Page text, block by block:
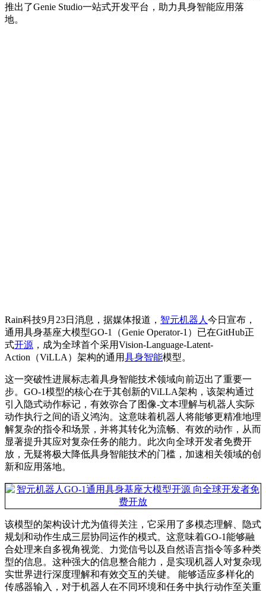
推出了Genie Studio一站式开发平台，助力具身智能应用落
地。
Rain科技9月23日消息，据媒体报道， 智元机器人 今日宣布，
通用具身基座大模型GO-1（Genie Operator-1）已在GitHub正
式开源 ，成为全球首个采用Vision-Language-Latent-
Action（ViLLA）架构的通用具身智能模型。
这一突破性进展标志着具身智能技术领域向前迈出了重要一
步。GO-1模型的核心在于其创新的ViLLA架构，该架构通过
引入隐式动作标记，有效弥合了图像-文本理解与机器人实际
动作执行之间的语义鸿沟。这意味着机器人将能够更精准地理
解复杂的指令和场景，并将其转化为流畅、有效的动作，从而
显著提升其应对复杂任务的能力。此次向全球开发者免费开
放，无疑将极大降低具身智能技术的门槛，加速相关领域的创
新和应用落地。
该模型的架构设计尤为值得关注，它采用了多模态理解、隐式
规划和动作生成三层协同运作的模式。这意味着GO-1能够融
合处理来自多视角视觉、力觉信号以及自然语言指令等多种类
型的信息。这种强大的信息整合能力，是实现机器人对复杂现
实世界进行深度理解和有效交互的关键。 能够适应多样化的
传感器输入，对于机器人在不同环境和任务中执行动作至关重